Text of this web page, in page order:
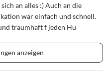
an alles :) Auch an die
war einfach und schnell.
traumhaft f jeden Hu
anzeigen